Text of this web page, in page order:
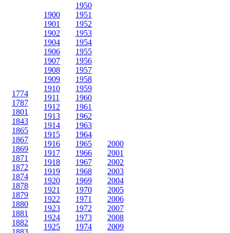
1774
1787
1801
1843
1865
1867
1869
1871
1872
1874
1878
1879
1880
1881
1882
1900
1901
1902
1904
1906
1907
1908
1909
1910
1911
1912
1913
1914
1915
1916
1917
1918
1919
1920
1921
1922
1923
1924
1925
1950
1951
1952
1953
1954
1955
1956
1957
1958
1959
1960
1961
1962
1963
1964
1965
1966
1967
1968
1969
1970
1971
1972
1973
1974
2000
2001
2002
2003
2004
2005
2006
2007
2008
2009